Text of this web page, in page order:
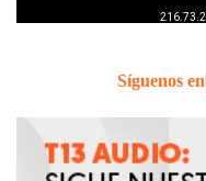
Síguenos en